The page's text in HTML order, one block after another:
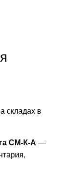
складах в
СМ-К-А —